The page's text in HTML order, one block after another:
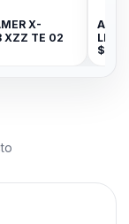
X-
XZZ TE 02
$